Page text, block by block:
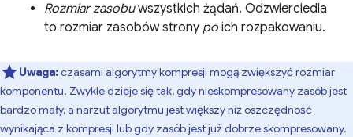
Rozmiar zasobuwszystkich żądań. Odzwierciedla
to rozmiar zasobów strony po ich rozpakowaniu.
Uwaga:czasami algorytmy kompresji mogą zwiększyć rozmiar
komponentu. Zwykle dzieje się tak, gdy nieskompresowany zasób jest
bardzo mały, a narzut algorytmu jest większy niż oszczędność
wynikająca z kompresji lub gdy zasób jest już dobrze skompresowany.